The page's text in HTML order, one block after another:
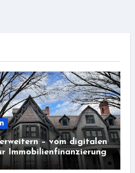
– vom digitalen
Immobilienfinanzierung